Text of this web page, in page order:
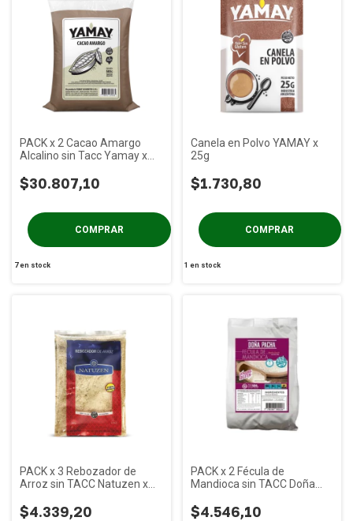
PACK x 2 Cacao Amargo
Alcalino sin Tacc Yamay x
$30.807,10
7en stock
Canela en Polvo YAMAY x
25g
$1.730,80
1 en stock
PACK x 3 Rebozador de
Arroz sin TACC Natuzen x
$4.339,20
PACK x 2 Fécula de
Mandioca sin TACC Doña
$4.546,10